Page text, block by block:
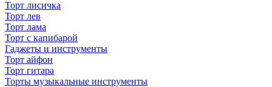
Торт лисичка
Торт лев
Торт лама
Торт с капибарой
Гаджеты и инструменты
Торт айфон
Торт гитара
Торты музыкальные инструменты